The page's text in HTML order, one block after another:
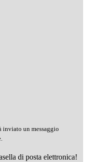
inviato un messaggio
di posta elettronica!